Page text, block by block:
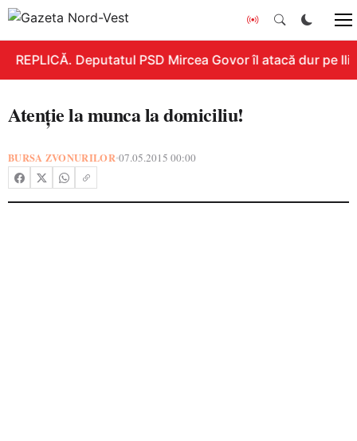
REPLICĂ. Deputatul PSD Mircea Govor îl atacă dur pe
Atenţie la munca la domiciliu!
BURSA ZVONURILOR•07.05.2015 00:00